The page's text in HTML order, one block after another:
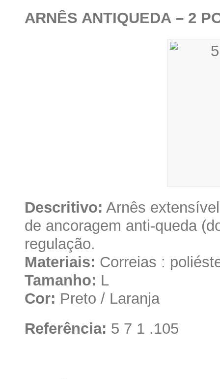
ARNÊS ANTIQUEDA – 2
Descritivo: Arnês
de ancoragem anti-queda
regulação.
Materiais: Correias :
Tamanho: L
Cor: Preto / Laranja
Referência: 5 7 1 .105